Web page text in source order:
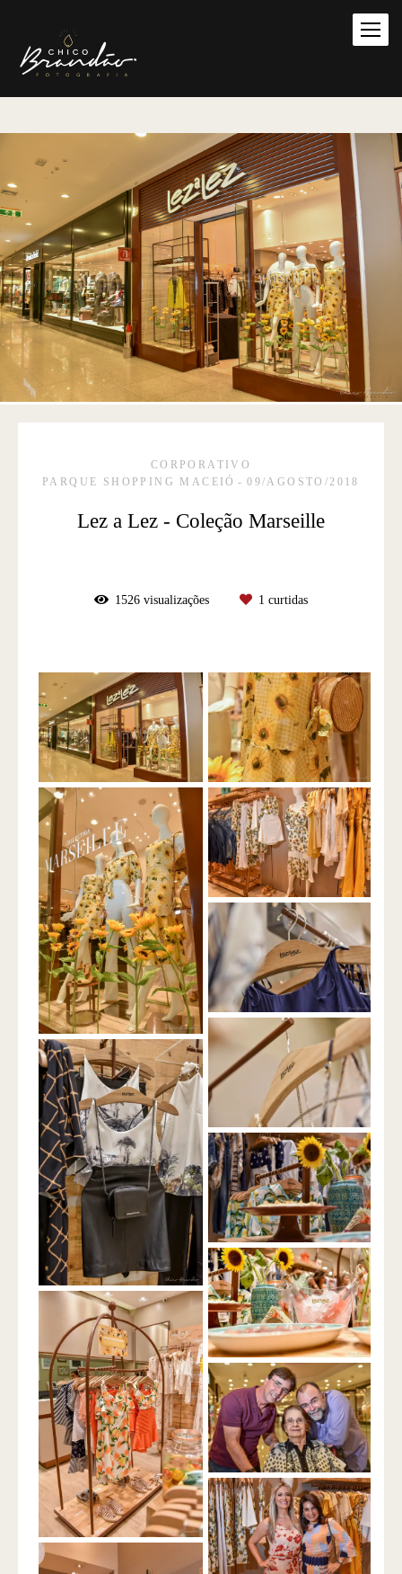
CORPORATIVO
PARQUE SHOPPING MACEIÓ
09/AGOSTO/2018
Lez a Lez - Coleção Marseille
1526 visualizações 1 curtidas